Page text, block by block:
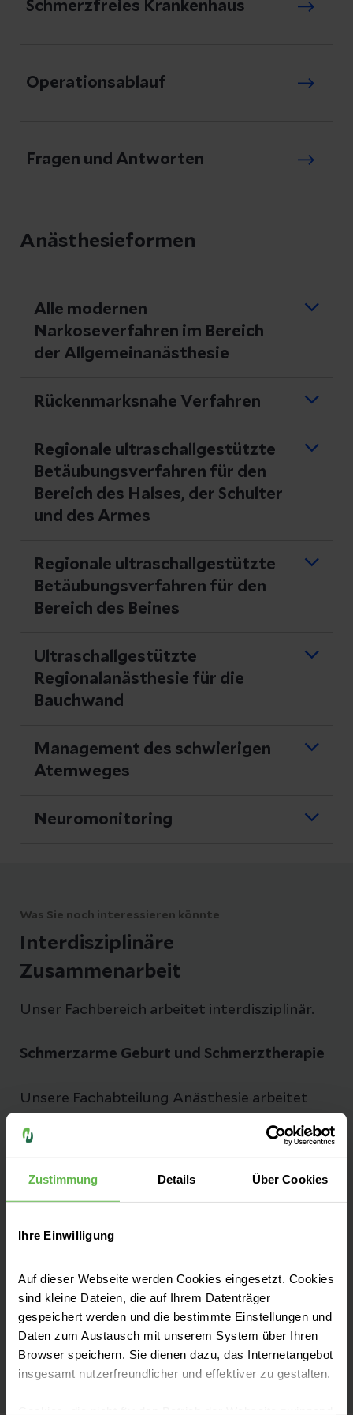
Zustimmung Details Über Cookies
Ihre Einwilligung
Auf dieser Webseite werden Cookies eingesetzt. Cookies
sind kleine Dateien, die auf Ihrem Datenträger
gespeichert werden und die bestimmte Einstellungen und
Daten zum Austausch mit unserem System über Ihren
Browser speichern. Sie dienen dazu, das Internetangebot
insgesamt nutzerfreundlicher und effektiver zu gestalten.
Schmerzfreies Krankenhaus
Operationsablauf
Fragen und Antworten
Anästhesieformen
Alle modernen
Narkoseverfahren im Bereich
der Allgemeinanästhesie
Maskennarkosen
Intubation oder Larynxmaske
Totale intravenöse Anästhesie
Kombinationen aus Allgemein- und
Rückenmarksnahe Verfahren
Spinalanästhesie
Thorakale Periduralanästhesie
Lumbale Periduralanästhesie, auch zur
CSE
Regionale ultraschallgestützte
Betäubungsverfahren für den
Bereich des Halses, der Schulter
und des Armes
Cervikale Regionalanästhesie für
Carotisoperationen
Interskalenäre, infraclavikuläre und
Intravenöse Regionalanästhesie
Regionale ultraschallgestützte
Betäubungsverfahren für den
Bereich des Beines
Femoralisblockade
Vordere und hintere
Ischiadicusblockade
Ultraschallgestützte
Regionalanästhesie für die
Bauchwand
TAP-Block
Management des schwierigen
Atemweges
Videolaryngoskopie,
Neuromonitoring
Was Sie noch interessieren könnte
Interdisziplinäre
Zusammenarbeit
Unser Fachbereich arbeitet interdisziplinär.
Schmerzarme Geburt und Schmerztherapie
Unsere Fachabteilung Anästhesie arbeitet
um unseren Patientinnen alle Möglichkeiten
Intensivmedizin